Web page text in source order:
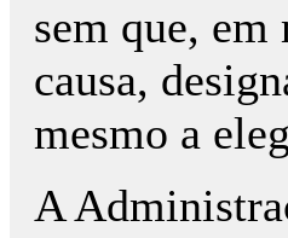
sem que,
causa,
mesmo a
A